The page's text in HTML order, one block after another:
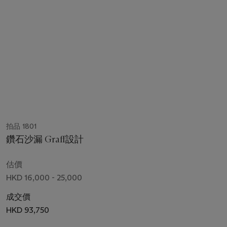
拍品 1801
鑽石沙漏 Graff設計
估價
HKD 16,000 - 25,000
成交價
HKD 93,750